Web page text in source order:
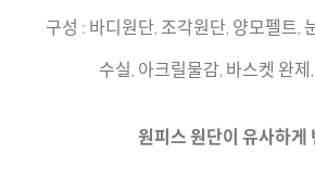
구성 : 바디원단, 조각원단, 양모펠트,
수실, 아크릴물감, 바스켓 완
원피스 원단이 유사하게